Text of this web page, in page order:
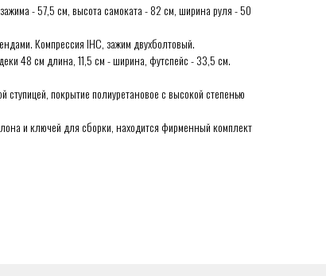
- 57,5 см, высота самоката - 82 см, ширина руля - 50
Компрессия IHC, зажим двухболтовый.
48 см длина, 11,5 см - ширина, футспейс - 33,5 см.
покрытие полиуретановое с высокой степенью
и ключей для сборки, находится фирменный комплект